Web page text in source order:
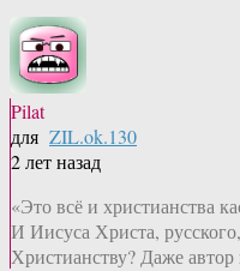
Pilat
для ZIL.ok.130
2 лет назад
«Это всё и христианства
И Иисуса Христа,
Христианству? Даже автор